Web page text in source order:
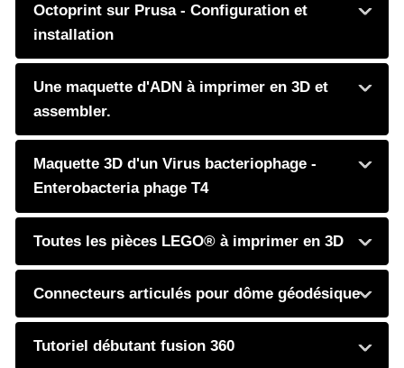
Octoprint sur Prusa - Configuration et
installation
Une maquette d'ADN à imprimer en 3D et
assembler.
Maquette 3D d'un Virus bacteriophage -
Enterobacteria phage T4
Toutes les pièces LEGO® à imprimer en 3D
Connecteurs articulés pour dôme géodésique
Tutoriel débutant fusion 360